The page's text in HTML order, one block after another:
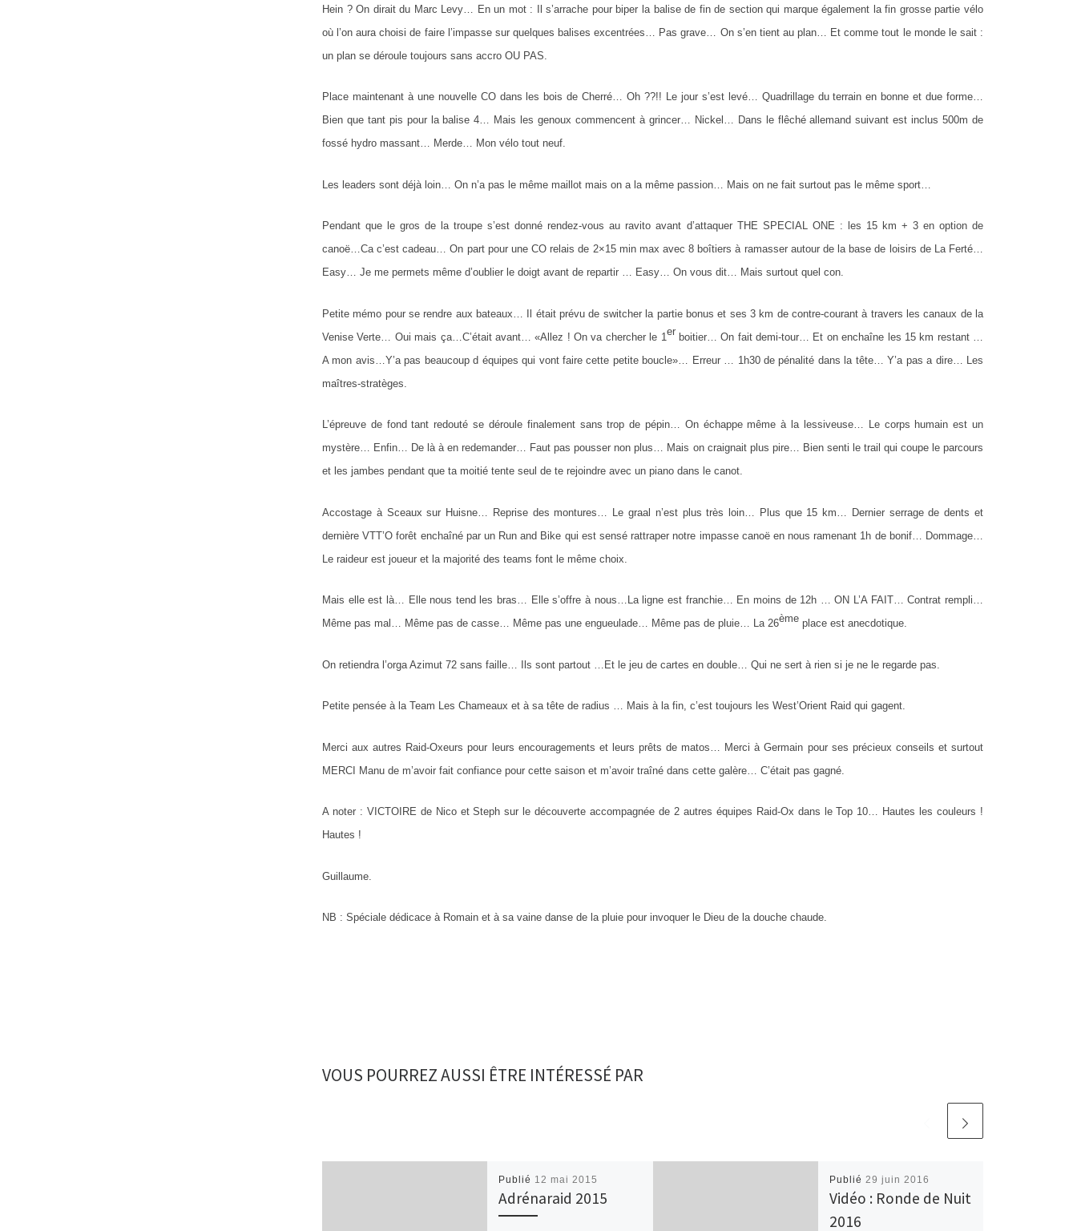
Hein ? On dirait du Marc Levy… En un mot : Il s’arrache pour biper la balise de fin de section qui marque également la fin grosse partie vélo
où l’on aura choisi de faire l’impasse sur quelques balises excentrées… Pas grave… On s’en tient au plan… Et comme tout le monde le sait :
un plan se déroule toujours sans accro OU PAS.
Place maintenant à une nouvelle CO dans les bois de Cherré… Oh ??!! Le jour s’est levé… Quadrillage du terrain en bonne et due forme…
Bien que tant pis pour la balise 4… Mais les genoux commencent à grincer… Nickel… Dans le flêché allemand suivant est inclus 500m de
fossé hydro massant… Merde… Mon vélo tout neuf.
Les leaders sont déjà loin… On n’a pas le même maillot mais on a la même passion… Mais on ne fait surtout pas le même sport…
Pendant que le gros de la troupe s’est donné rendez-vous au ravito avant d’attaquer THE SPECIAL ONE : les 15 km + 3 en option de
canoë…Ca c’est cadeau… On part pour une CO relais de 2×15 min max avec 8 boîtiers à ramasser autour de la base de loisirs de La Ferté…
Easy… Je me permets même d’oublier le doigt avant de repartir … Easy… On vous dit… Mais surtout quel con.
Petite mémo pour se rendre aux bateaux… Il était prévu de switcher la partie bonus et ses 3 km de contre-courant à travers les canaux de la
Venise Verte… Oui mais ça…C’était avant… «Allez ! On va chercher le 1 er boitier… On fait demi-tour… Et on enchaîne les 15 km restant …
A mon avis…Y’a pas beaucoup d équipes qui vont faire cette petite boucle»… Erreur … 1h30 de pénalité dans la tête… Y’a pas a dire… Les
maîtres-stratèges.
L’épreuve de fond tant redouté se déroule finalement sans trop de pépin… On échappe même à la lessiveuse… Le corps humain est un
mystère… Enfin… De là à en redemander… Faut pas pousser non plus… Mais on craignait plus pire… Bien senti le trail qui coupe le parcours
et les jambes pendant que ta moitié tente seul de te rejoindre avec un piano dans le canot.
Accostage à Sceaux sur Huisne… Reprise des montures… Le graal n’est plus très loin… Plus que 15 km… Dernier serrage de dents et
dernière VTT’O forêt enchaîné par un Run and Bike qui est sensé rattraper notre impasse canoë en nous ramenant 1h de bonif… Dommage…
Le raideur est joueur et la majorité des teams font le même choix.
Mais elle est là… Elle nous tend les bras… Elle s’offre à nous…La ligne est franchie… En moins de 12h … ON L’A FAIT… Contrat rempli…
Même pas mal… Même pas de casse… Même pas une engueulade… Même pas de pluie… La 26ème place est anecdotique.
On retiendra l’orga Azimut 72 sans faille… Ils sont partout …Et le jeu de cartes en double… Qui ne sert à rien si je ne le regarde pas.
Petite pensée à la Team Les Chameaux et à sa tête de radius … Mais à la fin, c’est toujours les West’Orient Raid qui gagent.
Merci aux autres Raid-Oxeurs pour leurs encouragements et leurs prêts de matos… Merci à Germain pour ses précieux conseils et surtout
MERCI Manu de m’avoir fait confiance pour cette saison et m’avoir traîné dans cette galère… C’était pas gagné.
A noter : VICTOIRE de Nico et Steph sur le découverte accompagnée de 2 autres équipes Raid-Ox dans le Top 10… Hautes les couleurs !
Hautes !
Guillaume.
NB : Spéciale dédicace à Romain et à sa vaine danse de la pluie pour invoquer le Dieu de la douche chaude.
VOUS POURREZ AUSSI ÊTRE INTÉRESSÉ PAR
Publié 12 mai 2015
Adrénaraid 2015
Publié 29 juin 2016
Vidéo : Ronde de Nuit
2016